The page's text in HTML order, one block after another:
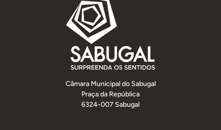
Câmara Municipal do Sabugal
Praça da República
6324-007 Sabugal